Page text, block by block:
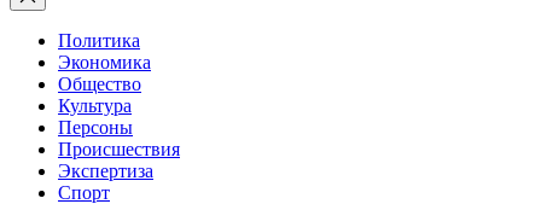
Политика
Экономика
Общество
Культура
Персоны
Происшествия
Экспертиза
Спорт